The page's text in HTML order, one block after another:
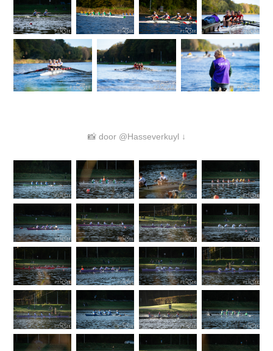
📸 door @Hasseverkuyl ↓